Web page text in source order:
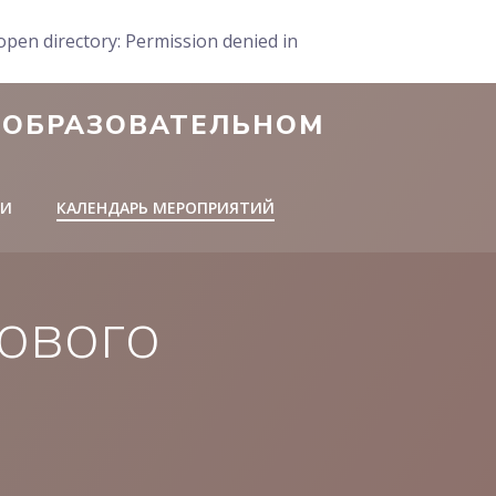
directory: Permission denied in
КАЛЕНДАРЬ МЕРОПРИЯТИЙ